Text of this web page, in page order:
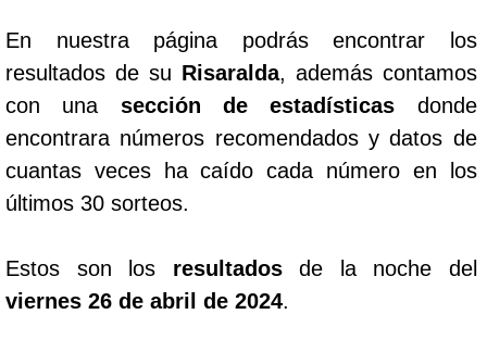
Dorado Noche
Fantástica Día
Fantástica Noche
Motilon Noche
En nuestra página podrás encontrar los
resultados de su Risaralda, además contamos
con una sección de estadísticas donde
encontrara números recomendados y datos de
cuantas veces ha caído cada número en los
últimos 30 sorteos.
Estos son los resultadosde la noche del
viernes 26 de abril de 2024.